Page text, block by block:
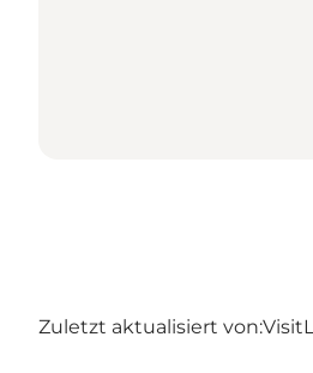
Zuletzt aktualisiert von: